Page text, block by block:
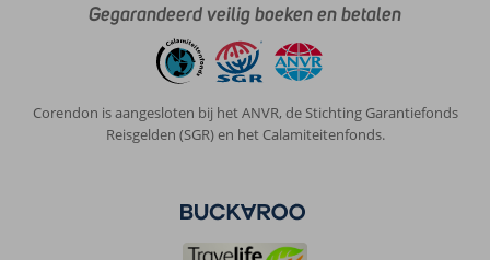
Gegarandeerd veilig boeken en betalen
Corendon is aangesloten bij het ANVR, de Stichting Garantiefonds
Reisgelden (SGR) en het Calamiteitenfonds.